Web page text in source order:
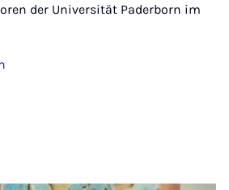
der Universität Paderborn im